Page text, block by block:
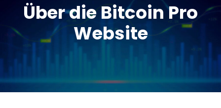
Über die Bitcoin Pro
Website